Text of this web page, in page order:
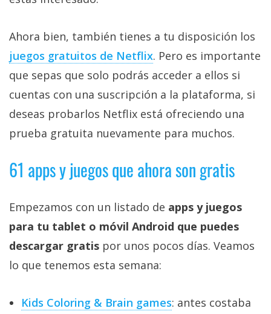
Ahora bien, también tienes a tu disposición los
juegos gratuitos de Netflix‎. Pero es importante
que sepas que solo podrás acceder a ellos si
cuentas con una suscripción a la plataforma, si
deseas probarlos Netflix está ofreciendo una
prueba gratuita nuevamente para muchos.
61 apps y juegos que ahora son gratis
Empezamos con un listado de apps y juegos
para tu tablet o móvil Android que puedes
descargar gratis por unos pocos días. Veamos
lo que tenemos esta semana:
Kids Coloring & Brain games: antes costaba